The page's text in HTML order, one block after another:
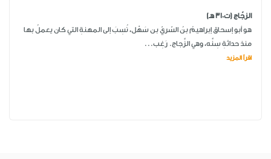
الزجّاج (ت310 هـ)
هو أبو إسحاق إبراهيمُ بنُ السّريّ بن سَهْل، نُسِبَ إلى المهنةِ التي كان يعملُ بها
منذ حداثةِ سِنِّه، وهي الزَّجاج. رَغِب...
اقرأ المزيد